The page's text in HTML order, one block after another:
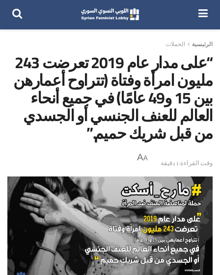
الرئيسية الحملات
“على مدار عام 2019 تعرضت 243
مليون امرأة وفتاة (تتراوح أعمارهن
بين 15 و49 عامًا) في جميع أنحاء
العالم للعنف الجنسي أو الجسدي
من قبل شريك حميم.”
وقت القراءة:1 دقيقة
A
A